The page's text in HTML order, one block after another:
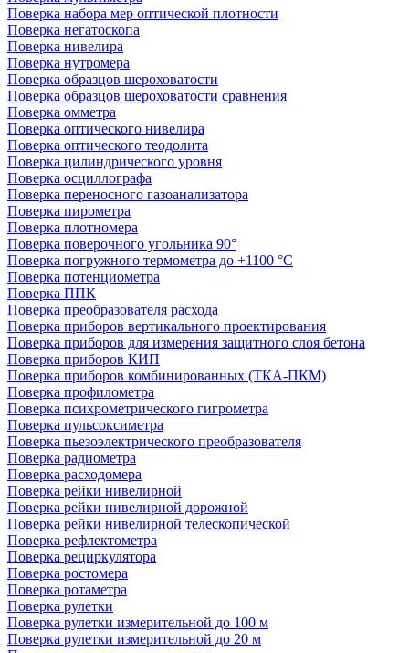
Поверка набора мер оптической плотности
Поверка негатоскопа
Поверка нивелира
Поверка нутромера
Поверка образцов шероховатости
Поверка образцов шероховатости сравнения
Поверка омметра
Поверка оптического нивелира
Поверка оптического теодолита
Поверка цилиндрического уровня
Поверка осциллографа
Поверка переносного газоанализатора
Поверка пирометра
Поверка плотномера
Поверка поверочного угольника 90°
Поверка погружного термометра до +1100 °С
Поверка потенциометра
Поверка ППК
Поверка преобразователя расхода
Поверка приборов вертикального проектирования
Поверка приборов для измерения защитного слоя бетона
Поверка приборов КИП
Поверка приборов комбинированных (ТКА-ПКМ)
Поверка профилометра
Поверка психрометрического гигрометра
Поверка пульсоксиметра
Поверка пьезоэлектрического преобразователя
Поверка радиометра
Поверка расходомера
Поверка рейки нивелирной
Поверка рейки нивелирной дорожной
Поверка рейки нивелирной телескопической
Поверка рефлектометра
Поверка рециркулятора
Поверка ростомера
Поверка ротаметра
Поверка рулетки
Поверка рулетки измерительной до 100 м
Поверка рулетки измерительной до 20 м